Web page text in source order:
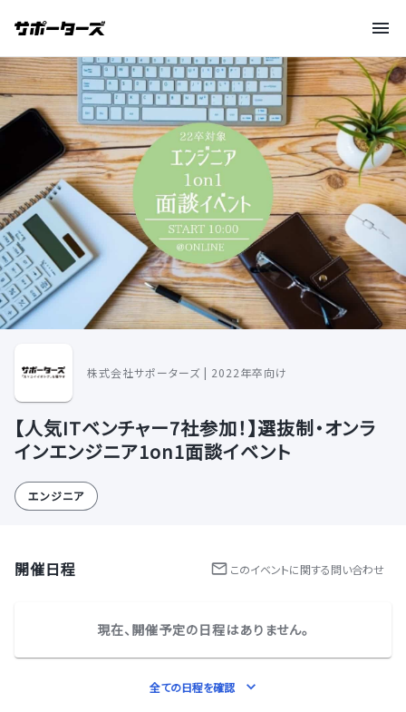
株式会社サポーターズ | 2022年卒向け
【人気ITベンチャー7社参加！】選抜制・オンラ
インエンジニア1on1面談イベント
エンジニア
開催日程 このイベントに関する問い合わせ
現在、開催予定の日程はありません。
全ての日程を確認